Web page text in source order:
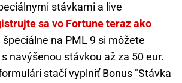
stávkami a live
sa vo Fortune teraz ako
špeciálne na PML 9 si môžete
navýšenou stávkou až za 50 eur.
stačí vyplniť Bonus "Stávka